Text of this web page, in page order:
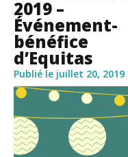
2019 –
Événement-
bénéfice
d’Equitas
Publié le juillet 20, 2019